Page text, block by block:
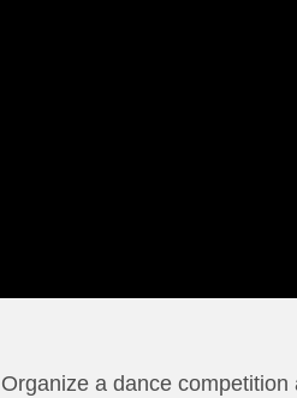
Organize a dance